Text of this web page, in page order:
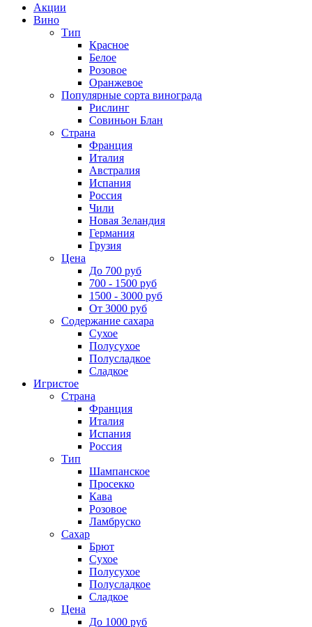
Акции
Вино
Тип
Красное
Белое
Розовое
Оранжевое
Популярные сорта винограда
Рислинг
Совиньон Блан
Страна
Франция
Италия
Австралия
Испания
Россия
Чили
Новая Зеландия
Германия
Грузия
Цена
До 700 руб
700 - 1500 руб
1500 - 3000 руб
От 3000 руб
Содержание сахара
Сухое
Полусухое
Полусладкое
Сладкое
Игристое
Страна
Франция
Италия
Испания
Россия
Тип
Шампанское
Просекко
Кава
Розовое
Ламбруско
Сахар
Брют
Сухое
Полусухое
Полусладкое
Сладкое
Цена
До 1000 руб